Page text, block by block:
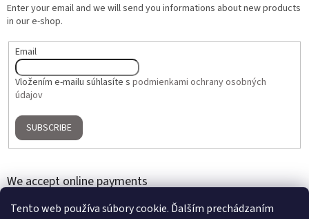
Tento web používa súbory cookie. Ďalším prechádzaním
Enter your email and we will send you informations about new products
in our e-shop.
Email
Vložením e-mailu súhlasíte s podmienkami ochrany osobných
údajov
SUBSCRIBE
We accept online payments